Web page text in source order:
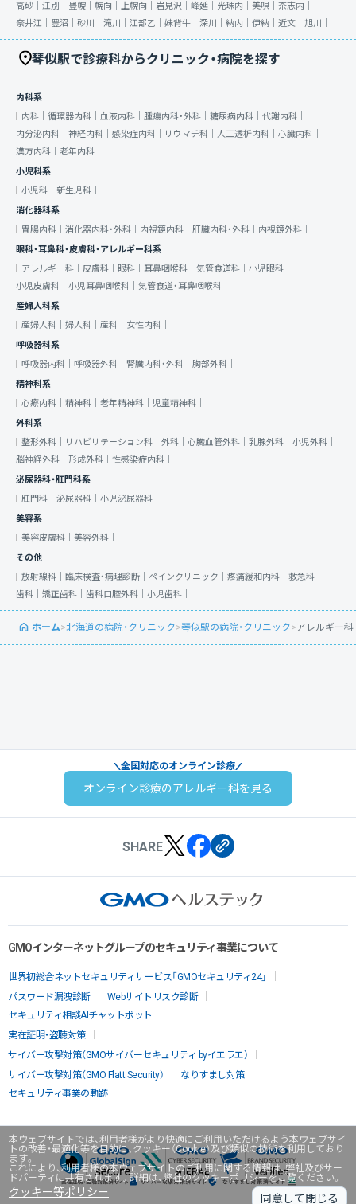
本ウェブサイトでは、利用者様がより快適にご利用いただけるよう本ウェブサイ
トの改善・最適化等を目的に、クッキー（Cookie）及び類似の技術を利用しており
ます。
これにより、利用者様の本ウェブサイトのご利用に関する情報は、弊社及びサー
ドパーティに共有されます。詳細は、弊社のクッキーポリシーをご覧ください。
クッキー等ポリシー 同意して閉じる
高砂｜ 江別｜ 豊幌｜ 幌向｜ 上幌向｜ 岩見沢｜ 峰延｜ 光珠内｜ 美唄｜ 茶志内｜
奈井江｜ 豊沼｜ 砂川｜ 滝川｜ 江部乙｜ 妹背牛｜ 深川｜ 納内｜ 伊納｜ 近文｜ 旭川｜
琴似駅で診療科からクリニック・病院を探す
内科系
内科｜ 循環器内科｜ 血液内科｜ 腫瘍内科・外科｜ 糖尿病内科｜ 代謝内科｜
内分泌内科｜ 神経内科｜ 感染症内科｜ リウマチ科｜ 人工透析内科｜ 心臓内科｜
漢方内科｜ 老年内科｜
小児科系
小児科｜ 新生児科｜
消化器科系
胃腸内科｜ 消化器内科・外科｜ 内視鏡内科｜ 肝臓内科・外科｜ 内視鏡外科｜
眼科・耳鼻科・皮膚科・アレルギー科系
アレルギー科｜ 皮膚科｜ 眼科｜ 耳鼻咽喉科｜ 気管食道科｜ 小児眼科｜
小児皮膚科｜ 小児耳鼻咽喉科｜ 気管食道・耳鼻咽喉科｜
産婦人科系
産婦人科｜ 婦人科｜ 産科｜ 女性内科｜
呼吸器科系
呼吸器内科｜ 呼吸器外科｜ 腎臓内科・外科｜ 胸部外科｜
精神科系
心療内科｜ 精神科｜ 老年精神科｜ 児童精神科｜
外科系
整形外科｜
リハビリテーション科｜ 外科｜ 心臓血管外科｜ 乳腺外科｜ 小児外科｜
脳神経外科｜ 形成外科｜ 性感染症内科｜
泌尿器科・肛門科系
肛門科｜ 泌尿器科｜ 小児泌尿器科｜
美容系
美容皮膚科｜ 美容外科｜
その他
放射線科｜ 臨床検査・病理診断｜ ペインクリニック｜ 疼痛緩和内科｜ 救急科｜
歯科｜ 矯正歯科｜ 歯科口腔外科｜ 小児歯科｜
ホーム>北海道の病院・クリニック>琴似駅の病院・クリニック>アレルギー科
全国対応のオンライン診療
オンライン診療のアレルギー科を見る
SHARE
GMOインターネットグループのセキュリティ事業について
世界初総合ネットセキュリティサービス「GMOセキュリティ24」
パスワード漏洩診断
Webサイトリスク診断
セキュリティ相談AIチャットボット
実在証明・盗聴対策
サイバー攻撃対策（GMOサイバーセキュリティ byイエラエ）
サイバー攻撃対策（GMO Flatt Security）
なりすまし対策
セキュリティ事業の軌跡